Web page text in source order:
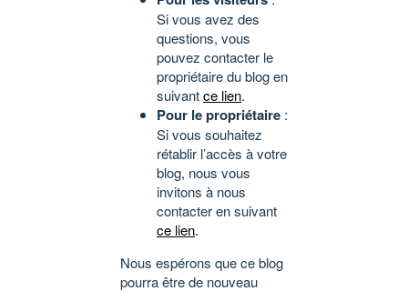
Si vous avez des
questions, vous
pouvez contacter le
propriétaire du blog en
suivantce lien.
Pour le propriétaire :
Si vous souhaitez
rétablir l’accès à votre
blog, nous vous
invitons à nous
contacter en suivant
ce lien.
Nous espérons que ce blog
pourra être de nouveau